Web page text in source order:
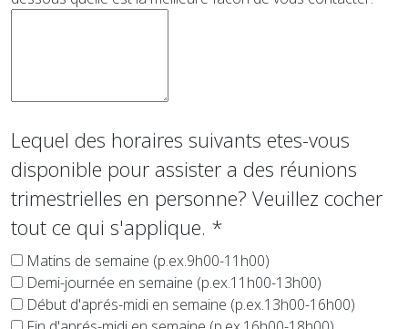
Lequel des horaires suivants etes-vous
disponible pour assister a des réunions
trimestrielles en personne? Veuillez cocher
tout ce qui s'applique. *
Matins de semaine (p.ex.9h00-11h00)
Demi-journée en semaine (p.ex.11h00-13h00)
Début d'aprés-midi en semaine (p.ex.13h00-16h00)